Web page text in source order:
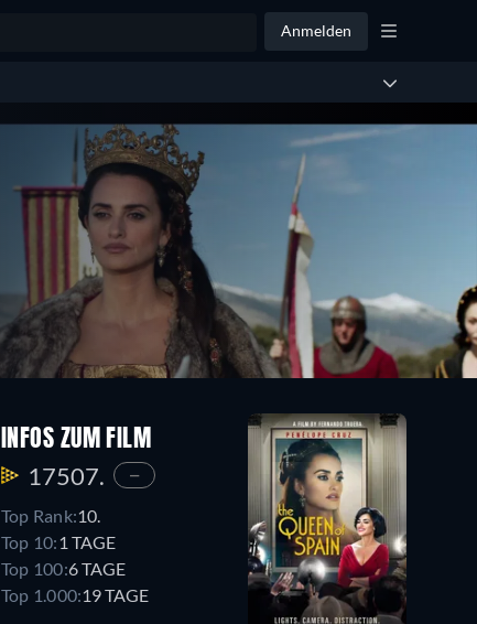
Anmelden
INFOS ZUM FILM
17507. —
Top Rank:10.
Top 10: 1 TAGE
Top 100:6 TAGE
Top 1.000:19 TAGE